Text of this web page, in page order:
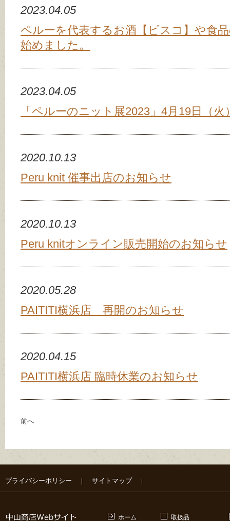
2023.04.05
ペルーを代表するお酒【ピスコ】や食
始めました。
2023.04.05
「ペルーのニット展2023」4月19日（
2020.10.13
Peru knit 催事出店のお知らせ
2020.10.13
Peru knitオンライン販売開始のお知らせ
2020.05.28
PAITITI横浜店 再開のお知らせ
2020.04.15
PAITITI横浜店 臨時休業のお知らせ
前へ
プライバシーポリシー ｜ サイトマップ｜
ホーム 取扱品